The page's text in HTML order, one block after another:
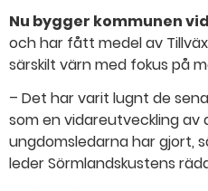
Nu bygger kommunen
och har fått medel av
särskilt värn med fokus på
– Det har varit lugnt de
som en vidareutveckling av
ungdomsledarna har gjort,
leder Sörmlandskustens